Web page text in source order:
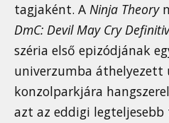
tagjaként. A Ninja Theory
DmC: Devil May Cry
széria első epizódjának
univerzumba áthelyezett
konzolparkjára
azt az eddigi